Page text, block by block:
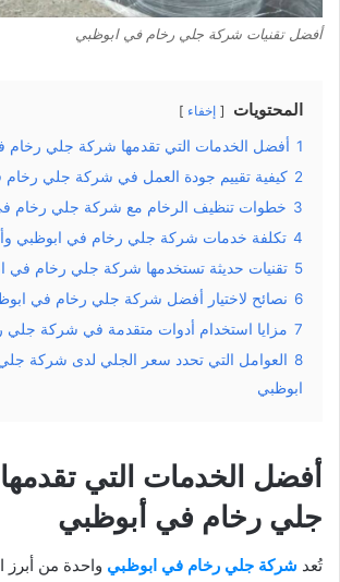
أفضل تقنيات شركة جلي رخام في ابوظبي
المحتويات إخفاء
1 أفضل الخدمات التي تقدمها شركة جلي رخام
2 كيفية تقييم جودة العمل في شركة جلي رخام
3 خطوات تنظيف الرخام مع شركة جلي رخام
4 تكلفة خدمات شركة جلي رخام في ابوظبي
5 تقنيات حديثة تستخدمها شركة جلي رخام في
6 نصائح لاختيار أفضل شركة جلي رخام في
7 مزايا استخدام أدوات متقدمة في شركة جلي
8 العوامل التي تحدد سعر الجلي لدى شركة
ابوظبي
أفضل الخدمات التي
جلي رخام في أبوظبي
تُعد شركة جلي رخام في ابوظبي واحدة من أبرز